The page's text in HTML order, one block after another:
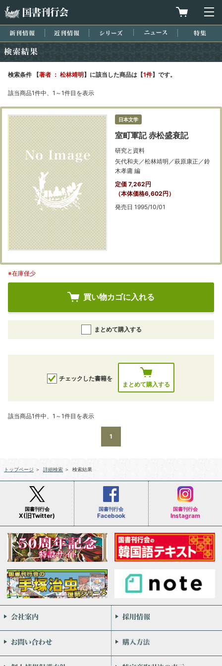
買物カゴを
新刊情報 近刊情報 シリーズ ニュース
検索条件 【著者 ： 松林靖明 】に該当した商品は【1件】です。
該当商品1件中、1～1件目を表示
日本文学
室町軍記 赤松盛衰記
研究と資料
矢代和夫／松林靖明／萩原康正／鈴
木孝庸 編
定価 7,262円
（本体価格6,602円）
発売日 1995/10/01
※在庫僅少
買い物カゴに入れる
まとめて購入する
チェックした書籍を
まとめて購入する
該当商品1件中、1～1件目を表示
1
トップページ ＞ 詳細検索 ＞ 検索結果
国書刊行会
X(旧Twitter)
国書刊行会
Facebook
国書刊行会
Instagram
会社案内
お問い合わせ
個人情報保護方針